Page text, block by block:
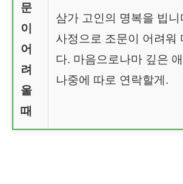
문
이
어
려
울
때
삼가 고인의 명복을 빕
사정으로 조문이 어려워
다. 마음으로나마 깊은
나중에 따로 연락할게.